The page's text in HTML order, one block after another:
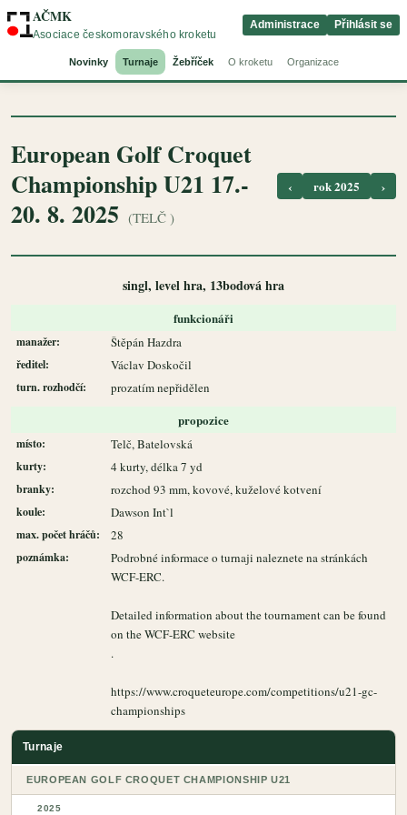
AČMK
Asociace českomoravského kroketu
Novinky Turnaje Žebříček O kroketu Organizace
Administrace Přihlásit se
European Golf Croquet
Championship U21 17.-
20. 8. 2025 (TELČ )
‹ rok 2025 ›
singl, level hra, 13bodová hra
funkcionáři
manažer: Štěpán Hazdra
ředitel: Václav Doskočil
turn. rozhodčí: prozatím nepřidělen
propozice
místo: Telč, Batelovská
kurty: 4 kurty, délka 7 yd
branky: rozchod 93 mm, kovové, kuželové kotvení
koule: Dawson Int`l
max. počet hráčů: 28
poznámka:
Podrobné informace o turnaji naleznete na stránkách
WCF-ERC.
Detailed information about the tournament can be found
on the WCF-ERC website
.
https://www.croqueteurope.com/competitions/u21-gc-
championships
Turnaje
EUROPEAN GOLF CROQUET CHAMPIONSHIP U21
2025